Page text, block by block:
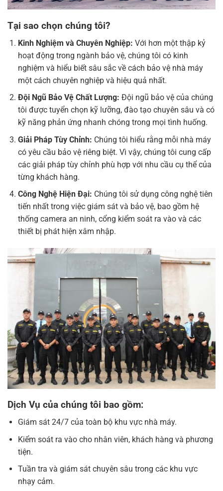
Tại sao chọn chúng tôi?
Kinh Nghiệm và Chuyên Nghiệp: Với hơn một thập kỷ
hoạt động trong ngành bảo vệ, chúng tôi có kinh
nghiệm và hiểu biết sâu sắc về cách bảo vệ nhà máy
một cách chuyên nghiệp và hiệu quả nhất.
Đội Ngũ Bảo Vệ Chất Lượng: Đội ngũ bảo vệ của chúng
tôi được tuyển chọn kỹ lưỡng, đào tạo chuyên sâu và có
kỹ năng phản ứng nhanh chóng trong mọi tình huống.
Giải Pháp Tùy Chỉnh: Chúng tôi hiểu rằng mỗi nhà máy
có yêu cầu bảo vệ riêng biệt. Vì vậy, chúng tôi cung cấp
các giải pháp tùy chỉnh phù hợp với nhu cầu cụ thể của
từng khách hàng.
Công Nghệ Hiện Đại: Chúng tôi sử dụng công nghệ tiên
tiến nhất trong việc giám sát và bảo vệ, bao gồm hệ
thống camera an ninh, cổng kiểm soát ra vào và các
thiết bị phát hiện xâm nhập.
Dịch Vụ của chúng tôi bao gồm:
Giám sát 24/7 của toàn bộ khu vực nhà máy.
Kiểm soát ra vào cho nhân viên, khách hàng và phương
tiện.
Tuần tra và giám sát chuyên sâu trong các khu vực
nhạy cảm.